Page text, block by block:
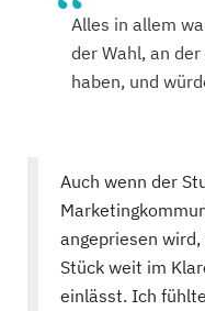
Alles in allem
der Wahl, an
haben, und
Auch wenn der
angepriesen
Stück weit im
einlässt. Ich